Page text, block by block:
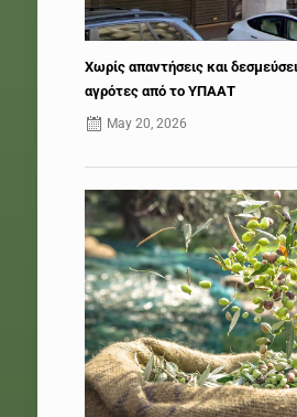
Χωρίς απαντήσεις και
αγρότες από το ΥΠΑΑΤ
May 20, 2026